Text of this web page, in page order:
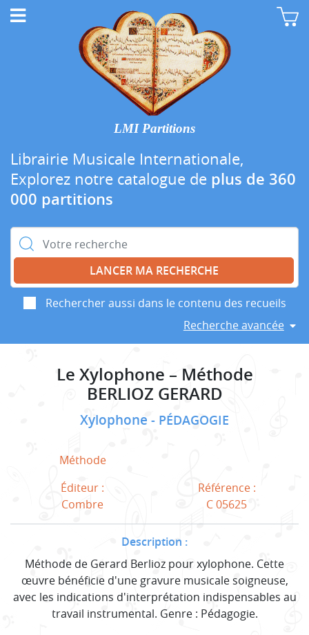
LMI Partitions
Librairie Musicale Internationale,
Explorez notre catalogue de plus de 360
000 partitions
Rechercher :
Rechercher aussi dans le contenu des recueils
Recherche avancée
Le Xylophone – Méthode
BERLIOZ GERARD
Xylophone PÉDAGOGIE
Méthode
Éditeur :
Combre
Référence :
C 05625
Description :
Méthode de Gerard Berlioz pour xylophone. Cette
œuvre bénéficie d'une gravure musicale soigneuse,
avec les indications d'interprétation indispensables au
travail instrumental. Genre : Pédagogie.